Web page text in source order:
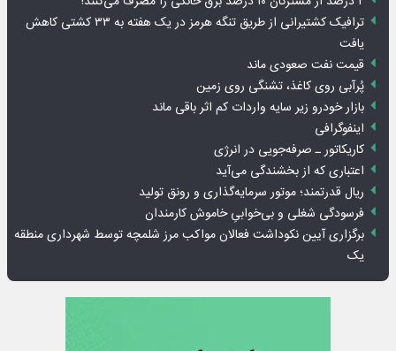
ترافیک کشتیرانی از طریق تنگه هرمز در یک هفته به ۳۳ کشتی کاهش
یافت
قیمت نفت صعودی ماند
پُرآبی روی کاغذ، تشنگی روی زمین
بازار خودرو زیر سایه واردات کم اثر باقی ماند
اینفوگرافی
کاریکاتور ـ صرفه‌جویی در انرژی
اعتباری که از بخشندگی می‌آید
ریال قدرتمند؛ موتور سرمایه‌گذاری و رونق تولید
فرسودگی شغلی و بی‌خوابیِ خاموش کارمندان
برگزاری آیین نکوداشت فعالان مواکب مرز شلمچه توسط شهرداری منطقه
یک